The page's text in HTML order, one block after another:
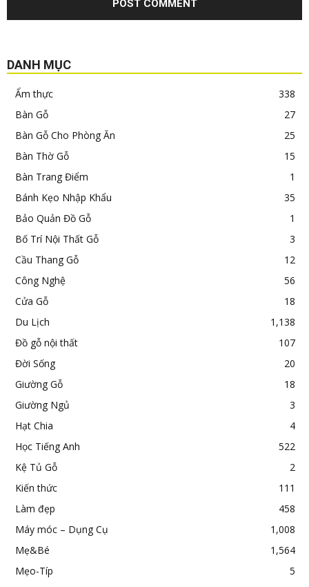
DANH MỤC
Ẩm thực
338
Bàn Gỗ
27
Bàn Gỗ Cho Phòng Ăn
25
Bàn Thờ Gỗ
15
Bàn Trang Điểm
1
Bánh Kẹo Nhập Khẩu
35
Bảo Quản Đồ Gỗ
1
Bố Trí Nội Thất Gỗ
3
Cầu Thang Gỗ
12
Công Nghệ
56
Cửa Gỗ
18
Du Lịch
1,138
Đồ gỗ nội thất
107
Đời Sống
20
Giường Gỗ
18
Giường Ngủ
3
Hạt Chia
4
Học Tiếng Anh
522
Kệ Tủ Gỗ
2
Kiến thức
111
Làm đẹp
458
Máy móc – Dụng Cụ
1,008
Mẹ&Bé
1,564
Mẹo-Típ
5